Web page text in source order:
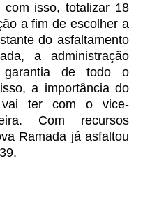
isso, totalizar 18
a fim de escolher a
do asfaltamento
a administração
de todo o
a importância do
vai ter com o vice-
Com recursos
Ramada já asfaltou